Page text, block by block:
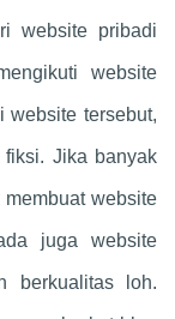
website pribadi
website
website tersebut,
fiksi. Jika banyak
website
juga website
berkualitas loh.